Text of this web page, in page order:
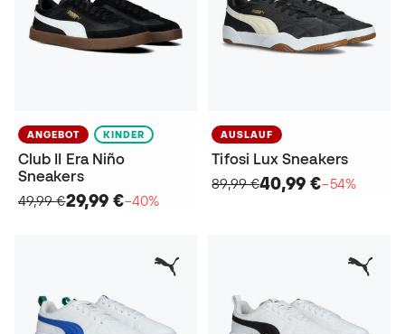
ANGEBOT KINDER
Club II Era Niño
Sneakers
49,99 €29,99 €−40%
AUSLAUF
Tifosi Lux Sneakers
89,99 €40,99 €−54%